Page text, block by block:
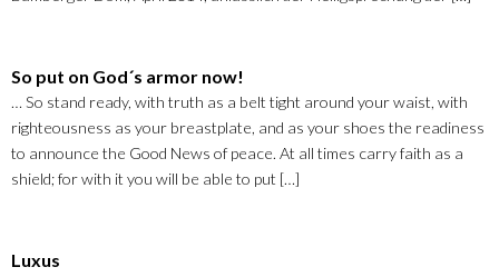
So put on God´s armor now!
… So stand ready, with truth as a belt tight around your waist, with
righteousness as your breastplate, and as your shoes the readiness
to announce the Good News of peace. At all times carry faith as a
shield; for with it you will be able to put […]
Luxus